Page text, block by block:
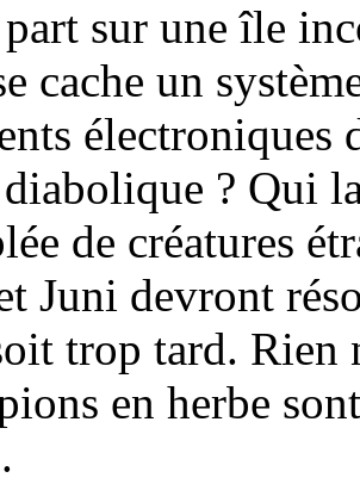
sur une île
cache un
électroniques
? Qui
de créatures
Juni devront
trop tard. Rien
en herbe